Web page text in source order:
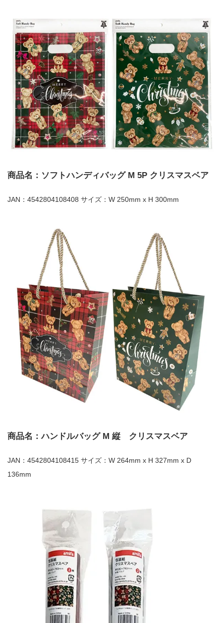
商品名：ソフトハンディバッグ M 5P クリスマスベア
JAN：4542804108408 サイズ：W 250mm x H 300mm
商品名：ハンドルバッグ M 縦 クリスマスベア
JAN：4542804108415 サイズ：W 264mm x H 327mm x D
136mm